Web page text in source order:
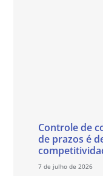
Controle de
de prazos é
7 de julho de 2026